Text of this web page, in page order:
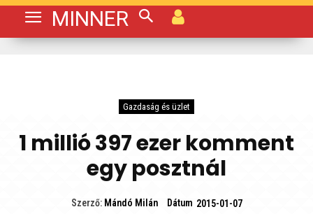
MINNER
Gazdaság és üzlet
1 millió 397 ezer komment
egy posztnál
Szerző: Mándó Milán Dátum 2015-01-07